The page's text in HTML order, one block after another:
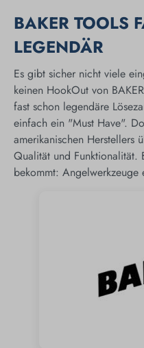
BAKER TOOLS
LEGENDÄR
Es gibt sicher nicht viele
keinen HookOut von
fast schon legendäre
einfach ein "Must Have".
amerikanischen Herstellers
Qualität und Funktionalität.
bekommt: Angelwerkzeuge